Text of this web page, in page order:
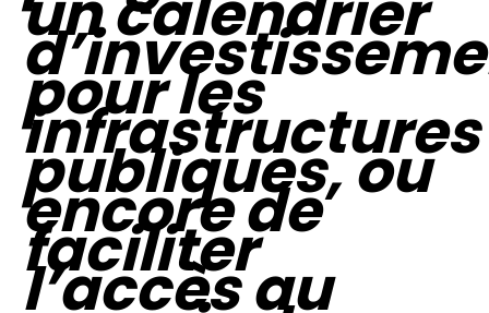
pour les
infrastructures
publiques, ou
encore de
faciliter
l’accès au